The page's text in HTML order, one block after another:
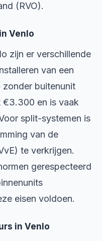
(RVO).
Venlo
zijn er verschillende
van een
buitenunit
€3.300 en is vaak
split-systemen is
van de
te verkrijgen.
gerespecteerd
eisen voldoen.
in Venlo